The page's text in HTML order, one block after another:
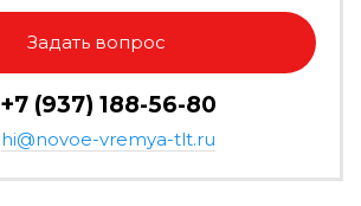
Задать вопрос
+7 (937) 188-56-80
hi@novoe-vremya-tlt.ru